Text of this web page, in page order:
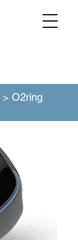
> O2ring